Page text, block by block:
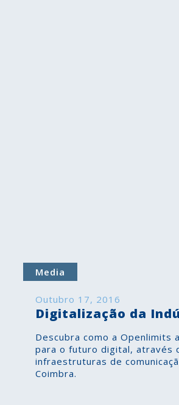
Media
Outubro 17, 2016
Digitalização da
Descubra como a Openlimits
para o futuro digital, através
infraestruturas de
Coimbra.